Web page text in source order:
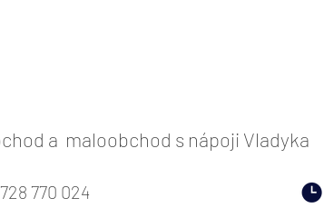
a maloobchod s nápoji Vladyka
728 770 024